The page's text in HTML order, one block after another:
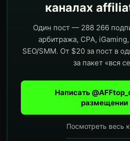
каналах
Один пост — 288 266
арбитража, CPA,
SEO/SMM. От $20 за пост в
за пакет «вся
Написать
Посмотреть весь